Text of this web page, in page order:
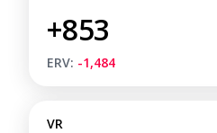
+853
ERV: -1,484
VR